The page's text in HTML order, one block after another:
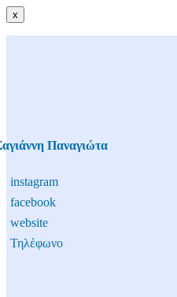
Προπονητές
x
Παναγιώτα
instagram
facebook
website
Τηλέφωνο